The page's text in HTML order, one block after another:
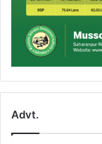
Advt.